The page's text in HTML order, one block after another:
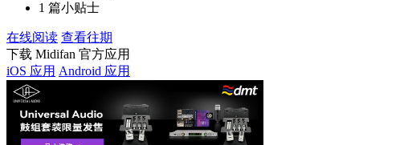
1 篇小贴士
在线阅读 查看往期
下载 Midifan 官方应用
iOS 应用 Android 应用